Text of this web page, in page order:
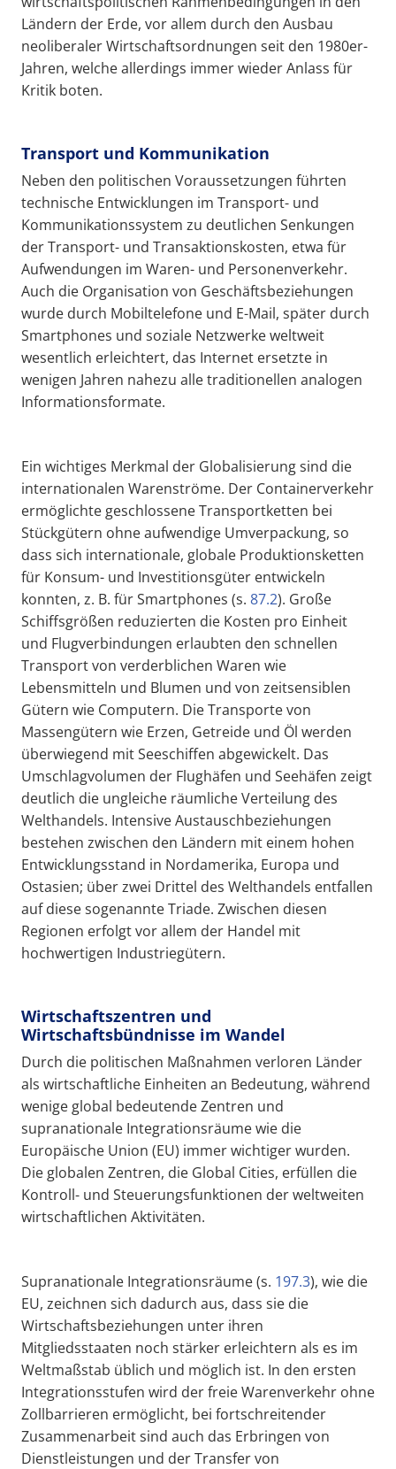
Ländern der Erde, vor allem durch den Ausbau
neoliberaler Wirtschaftsordnungen seit den 1980er-
Jahren, welche allerdings immer wieder Anlass für
Kritik boten.
Transport und Kommunikation
Neben den politischen Voraussetzungen führten
technische Entwicklungen im Transport- und
Kommunikationssystem zu deutlichen Senkungen
der Transport- und Transaktionskosten, etwa für
Aufwendungen im Waren- und Personenverkehr.
Auch die Organisation von Geschäftsbeziehungen
wurde durch Mobiltelefone und E-Mail, später durch
Smartphones und soziale Netzwerke weltweit
wesentlich erleichtert, das Internet ersetzte in
wenigen Jahren nahezu alle traditionellen analogen
Informationsformate.
Ein wichtiges Merkmal der Globalisierung sind die
internationalen Warenströme. Der Containerverkehr
ermöglichte geschlossene Transportketten bei
Stückgütern ohne aufwendige Umverpackung, so
dass sich internationale, globale Produktionsketten
für Konsum- und Investitionsgüter entwickeln
konnten, z. B. für Smartphones (s. 87.2). Große
Schiffsgrößen reduzierten die Kosten pro Einheit
und Flugverbindungen erlaubten den schnellen
Transport von verderblichen Waren wie
Lebensmitteln und Blumen und von zeitsensiblen
Gütern wie Computern. Die Transporte von
Massengütern wie Erzen, Getreide und Öl werden
überwiegend mit Seeschiffen abgewickelt. Das
Umschlagvolumen der Flughäfen und Seehäfen zeigt
deutlich die ungleiche räumliche Verteilung des
Welthandels. Intensive Austauschbeziehungen
bestehen zwischen den Ländern mit einem hohen
Entwicklungsstand in Nordamerika, Europa und
Ostasien; über zwei Drittel des Welthandels entfallen
auf diese sogenannte Triade. Zwischen diesen
Regionen erfolgt vor allem der Handel mit
hochwertigen Industriegütern.
Wirtschaftszentren und
Wirtschaftsbündnisse im Wandel
Durch die politischen Maßnahmen verloren Länder
als wirtschaftliche Einheiten an Bedeutung, während
wenige global bedeutende Zentren und
supranationale Integrationsräume wie die
Europäische Union (EU) immer wichtiger wurden.
Die globalen Zentren, die Global Cities, erfüllen die
Kontroll- und Steuerungsfunktionen der weltweiten
wirtschaftlichen Aktivitäten.
Supranationale Integrationsräume (s. 197.3), wie die
EU, zeichnen sich dadurch aus, dass sie die
Wirtschaftsbeziehungen unter ihren
Mitgliedsstaaten noch stärker erleichtern als es im
Weltmaßstab üblich und möglich ist. In den ersten
Integrationsstufen wird der freie Warenverkehr ohne
Zollbarrieren ermöglicht, bei fortschreitender
Zusammenarbeit sind auch das Erbringen von
Dienstleistungen und der Transfer von